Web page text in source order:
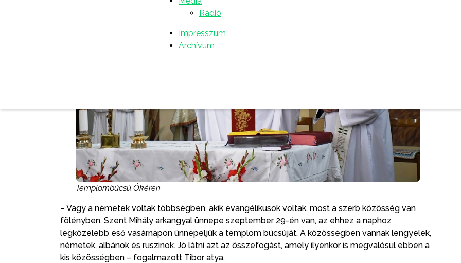
Rádió
Impresszum
Archívum
Templombúcsú Ókéren
− Vagy a németek voltak többségben, akik evangélikusok voltak, most a szerb közösség van
fölényben. Szent Mihály arkangyal ünnepe szeptember 29-én van, az ehhez a naphoz
legközelebb eső vasárnapon ünnepeljük a templom búcsúját. A közösségben vannak lengyelek,
németek, albánok és ruszinok. Jó látni azt az összefogást, amely ilyenkor is megvalósul ebben a
kis közösségben – fogalmazott Tibor atya.